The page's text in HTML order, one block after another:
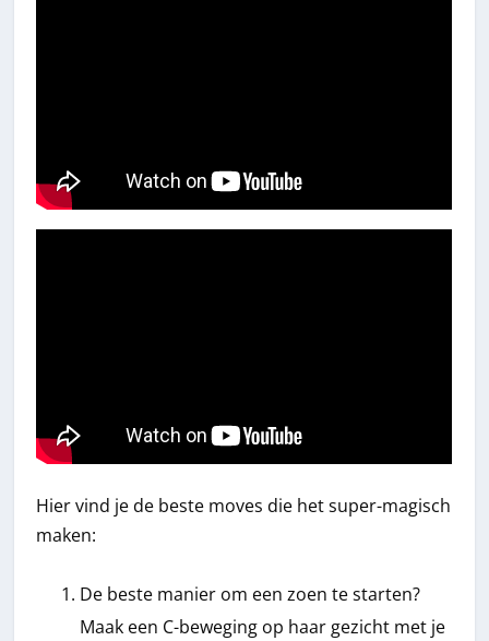
Hier vind je de beste moves die het super-magisch
maken:
De beste manier om een zoen te starten?
Maak een C-beweging op haar gezicht met je